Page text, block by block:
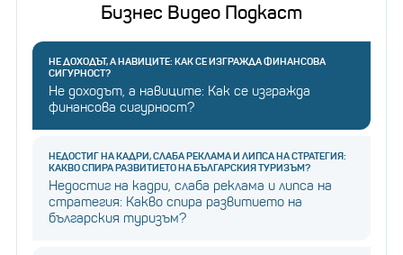
Бизнес Видео Подкаст
НЕ ДОХОДЪТ, А НАВИЦИТЕ: КАК СЕ ИЗГРАЖДА ФИНАНСОВА
СИГУРНОСТ?
Не доходът, а навиците: Как се изгражда
финансова сигурност?
НЕДОСТИГ НА КАДРИ, СЛАБА РЕКЛАМА И ЛИПСА НА СТРАТЕГИЯ:
КАКВО СПИРА РАЗВИТИЕТО НА БЪЛГАРСКИЯ ТУРИЗЪМ?
Недостиг на кадри, слаба реклама и липса на
стратегия: Какво спира развитието на
българския туризъм?